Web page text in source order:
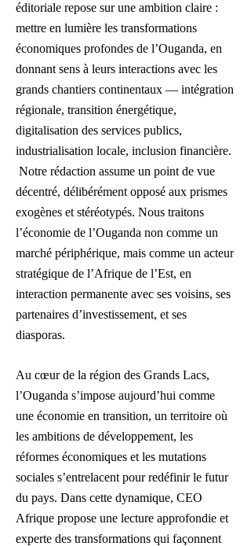
éditoriale repose sur une ambition claire :
mettre en lumière les transformations
économiques profondes de l’Ouganda, en
donnant sens à leurs interactions avec les
grands chantiers continentaux — intégration
régionale, transition énergétique,
digitalisation des services publics,
industrialisation locale, inclusion financière.
Notre rédaction assume un point de vue
décentré, délibérément opposé aux prismes
exogènes et stéréotypés. Nous traitons
l’économie de l’Ouganda non comme un
marché périphérique, mais comme un acteur
stratégique de l’Afrique de l’Est, en
interaction permanente avec ses voisins, ses
partenaires d’investissement, et ses
diasporas.
Au cœur de la région des Grands Lacs,
l’Ouganda s’impose aujourd’hui comme
une économie en transition, un territoire où
les ambitions de développement, les
réformes économiques et les mutations
sociales s’entrelacent pour redéfinir le futur
du pays. Dans cette dynamique, CEO
Afrique propose une lecture approfondie et
experte des transformations qui façonnent